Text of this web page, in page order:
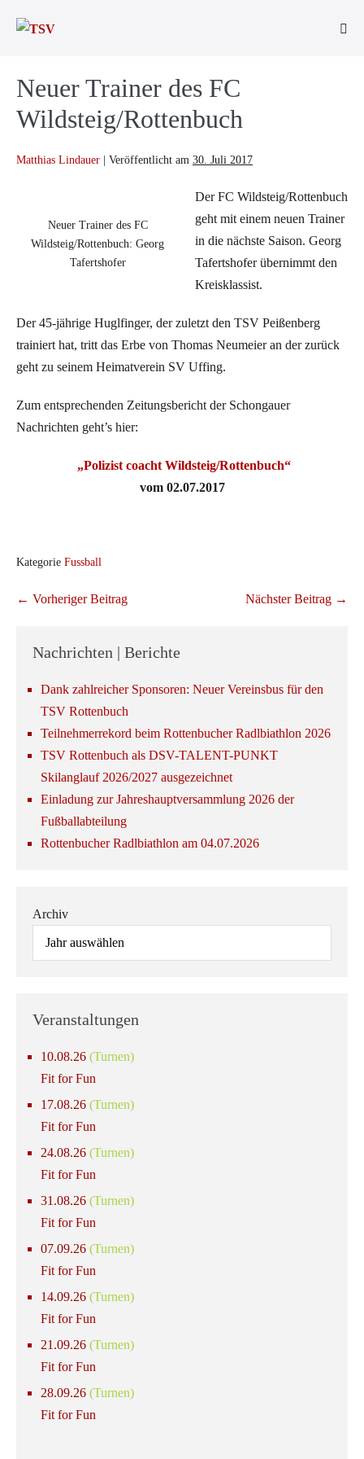
Inhalt
Neuer Trainer des FC
Wildsteig/Rottenbuch
Matthias Lindauer Veröffentlicht am 30. Juli 2017
Neuer Trainer des FC
Wildsteig/Rottenbuch: Georg
Tafertshofer
Der FC Wildsteig/Rottenbuch
geht mit einem neuen Trainer
in die nächste Saison. Georg
Tafertshofer übernimmt den
Kreisklassist.
Der 45-jährige Huglfinger, der zuletzt den TSV Peißenberg
trainiert hat, tritt das Erbe von Thomas Neumeier an der zurück
geht zu seinem Heimatverein SV Uffing.
Zum entsprechenden Zeitungsbericht der Schongauer
Nachrichten geht’s hier:
„Polizist coacht Wildsteig/Rottenbuch“
vom 02.07.2017
Kategorie Fussball
Beitragsnavigation
← Vorheriger Beitrag Nächster Beitrag →
Nachrichten | Berichte
Dank zahlreicher Sponsoren: Neuer Vereinsbus für den
TSV Rottenbuch
Teilnehmerrekord beim Rottenbucher Radlbiathlon 2026
TSV Rottenbuch als DSV-TALENT-PUNKT
Skilanglauf 2026/2027 ausgezeichnet
Einladung zur Jahreshauptversammlung 2026 der
Fußballabteilung
Rottenbucher Radlbiathlon am 04.07.2026
Archiv
Veranstaltungen
10.08.26 (Turnen)
Fit for Fun
17.08.26 (Turnen)
Fit for Fun
24.08.26 (Turnen)
Fit for Fun
31.08.26 (Turnen)
Fit for Fun
07.09.26 (Turnen)
Fit for Fun
14.09.26 (Turnen)
Fit for Fun
21.09.26 (Turnen)
Fit for Fun
28.09.26 (Turnen)
Fit for Fun